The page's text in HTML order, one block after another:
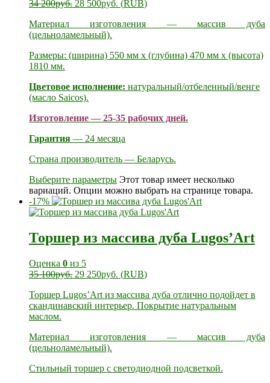
34 200руб. 28 500руб. (RUB)
Материал изготовления — массив дуба
(цельноламельный).
Размеры: (ширина) 550 мм х (глубина) 470 мм х (высота)
1810 мм.
Цветовое исполнение: натуральный/отбеленный/венге
(масло Saicos).
Изготовление — 25-35 рабочих дней.
Гарантия — 24 месяца
Страна производитель — Беларусь.
Выберите параметры Этот товар имеет несколько
вариаций. Опции можно выбрать на странице товара.
-17%
Торшер из массива дуба Lugos’Art
Оценка 0 из 5
35 100руб. 29 250руб. (RUB)
Торшер Lugos’Art из массива дуба отлично подойдет в
скандинавский интерьер. Покрытие натуральным
маслом.
Материал изготовления — массив дуба
(цельноламельный).
Стильный торшер с светодиодной подсветкой.